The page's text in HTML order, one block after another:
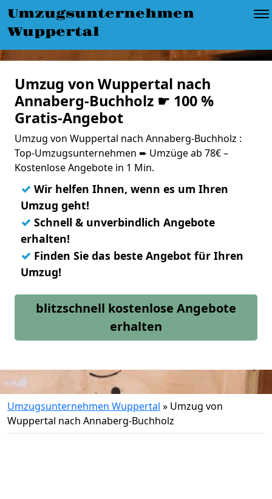
Umzugsunternehmen
Wuppertal
Umzug von Wuppertal nach
Annaberg-Buchholz ☛ 100 %
Gratis-Angebot
Umzug von Wuppertal nach Annaberg-Buchholz :
Top-Umzugsunternehmen ➨ Umzüge ab 78€ –
Kostenlose Angebote in 1 Min.
✓ Wir helfen Ihnen, wenn es um Ihren
Umzug geht!
✓ Schnell & unverbindlich Angebote
erhalten!
✓ Finden Sie das beste Angebot für Ihren
Umzug!
blitzschnell kostenlose Angebote
erhalten
Umzugsunternehmen Wuppertal » Umzug von
Wuppertal nach Annaberg-Buchholz